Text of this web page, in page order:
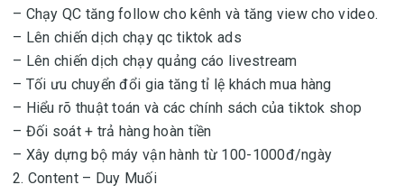
– Chạy QC tăng follow cho kênh và tăng view cho video.
– Lên chiến dịch chạy qc tiktok ads
– Lên chiến dịch chạy quảng cáo livestream
– Tối ưu chuyển đổi gia tăng tỉ lệ khách mua hàng
– Hiểu rõ thuật toán và các chính sách của tiktok shop
– Đối soát + trả hàng hoàn tiền
– Xây dựng bộ máy vận hành từ 100-1000đ/ngày
2. Content – Duy Muối